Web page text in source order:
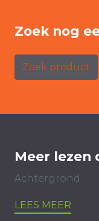
Zoek nog
Zoek product
Meer lezen
Achtergrond
LEES MEER